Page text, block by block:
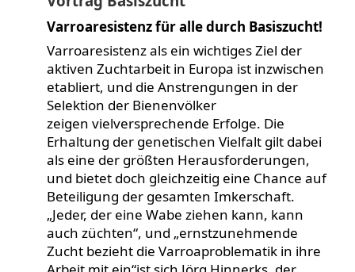
gestorben
Varroaresistenz für alle durch Basiszucht!
Varroaresistenz als ein wichtiges Ziel der
aktiven Zuchtarbeit in Europa ist inzwischen
etabliert, und die Anstrengungen in der
Selektion der Bienenvölker
zeigen vielversprechende Erfolge. Die
Erhaltung der genetischen Vielfalt gilt dabei
als eine der größten Herausforderungen,
und bietet doch gleichzeitig eine Chance auf
Beteiligung der gesamten Imkerschaft.
„Jeder, der eine Wabe ziehen kann, kann
auch züchten“, und „ernstzunehmende
Zucht bezieht die Varroaproblematik in ihre